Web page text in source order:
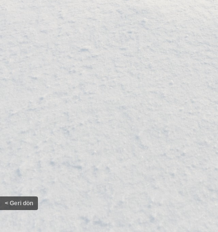
< Geri dön